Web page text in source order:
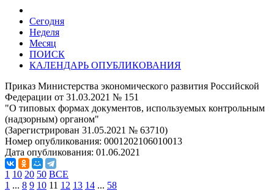
Сегодня
Неделя
Месяц
ПОИСК
КАЛЕНДАРЬ ОПУБЛИКОВАНИЯ
Приказ Министерства экономического развития Российской
Федерации от 31.03.2021 № 151
"О типовых формах документов, используемых контрольным
(надзорным) органом"
(Зарегистрирован 31.05.2021 № 63710)
Номер опубликования: 0001202106010013
Дата опубликования: 01.06.2021
1 10 20 50 ВСЕ
1 ... 8 9 10 11 12 13 14 ... 58